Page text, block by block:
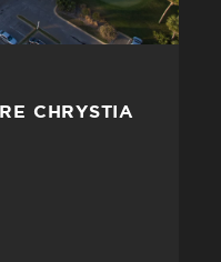
CHRYSTIA